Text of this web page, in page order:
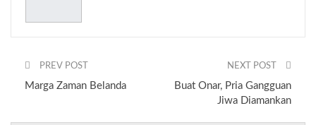
PREV POST
Marga Zaman Belanda
NEXT POST
Buat Onar, Pria Gangguan
Jiwa Diamankan